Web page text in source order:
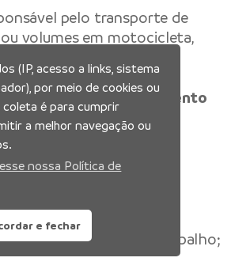
pelo transporte de
ou volumes em motocicleta,
05/2026 ou encerramento
de Logística
meses na Carteira de Trabalho;
(IP, acesso a links, sistema
por meio de cookies ou
é para cumprir
a melhor navegação ou
nossa Política de
e fechar